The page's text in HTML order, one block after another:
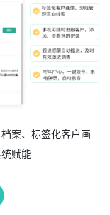
案、标签化客户画
赋能